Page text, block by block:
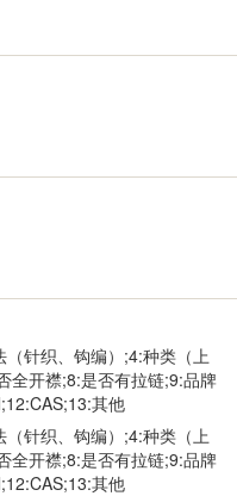
针织、钩编）;4:种类（上
全开襟;8:是否有拉链;9:品牌
其他
针织、钩编）;4:种类（上
全开襟;8:是否有拉链;9:品牌
其他